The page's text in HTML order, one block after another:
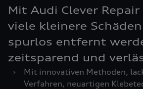
Mit Audi Clever
viele kleinere
spurlos entfernt
zeitsparend und
›
Mit innovativen Methoden,
Verfahren, neuartigen